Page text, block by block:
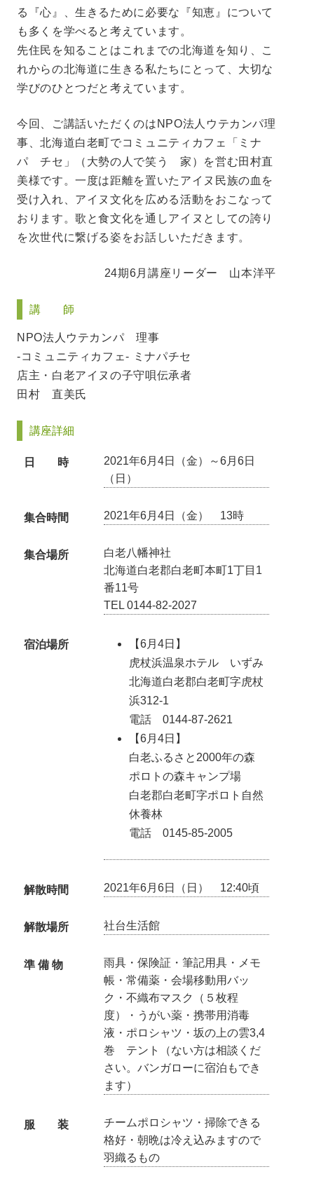
る『心』、生きるために必要な『知恵』について
も多くを学べると考えています。
先住民を知ることはこれまでの北海道を知り、こ
れからの北海道に生きる私たちにとって、大切な
学びのひとつだと考えています。
今回、ご講話いただくのはNPO法人ウテカンパ理
事、北海道白老町でコミュニティカフェ「ミナ
パ チセ」（大勢の人で笑う 家）を営む田村直
美様です。一度は距離を置いたアイヌ民族の血を
受け入れ、アイヌ文化を広める活動をおこなって
おります。歌と食文化を通しアイヌとしての誇り
を次世代に繋げる姿をお話しいただきます。
24期6月講座リーダー 山本洋平
講 師
NPO法人ウテカンパ 理事
-コミュニティカフェ- ミナパチセ
店主・白老アイヌの子守唄伝承者
田村 直美氏
講座詳細
日 時
2021年6月4日（金）～6月6日
（日）
集合時間 2021年6月4日（金） 13時
集合場所
白老八幡神社
北海道白老郡白老町本町1丁目1
番11号
TEL 0144-82-2027
宿泊場所
【6月4日】
虎杖浜温泉ホテル いずみ
北海道白老郡白老町字虎杖
浜312-1
電話 0144-87-2621
【6月4日】
白老ふるさと2000年の森
ポロトの森キャンプ場
白老郡白老町字ポロト自然
休養林
電話 0145-85-2005
解散時間 2021年6月6日（日） 12:40頃
解散場所 社台生活館
準 備 物
雨具・保険証・筆記用具・メモ
帳・常備薬・会場移動用バッ
ク・不織布マスク（５枚程
度）・うがい薬・携帯用消毒
液・ポロシャツ・坂の上の雲3,4
巻 テント（ない方は相談くだ
さい。バンガローに宿泊もでき
ます）
服 装
チームポロシャツ・掃除できる
格好・朝晩は冷え込みますので
羽織るもの